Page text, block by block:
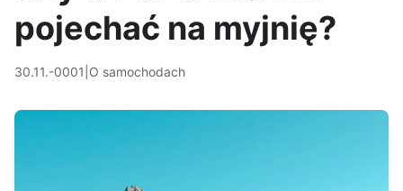
pojechać na myjnię?
30.11.-0001 O samochodach